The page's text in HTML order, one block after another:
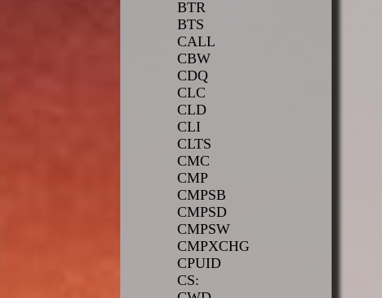
BTR
BTS
CALL
CBW
CDQ
CLC
CLD
CLI
CLTS
CMC
CMP
CMPSB
CMPSD
CMPSW
CMPXCHG
CPUID
CS: